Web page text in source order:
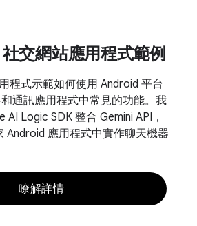
交網站應用程式範例
程式示範如何使用 Android 平台
通訊應用程式中常見的功能。我
AI Logic SDK 整合 Gemini API，
Android 應用程式中實作聊天機器
瞭解詳情